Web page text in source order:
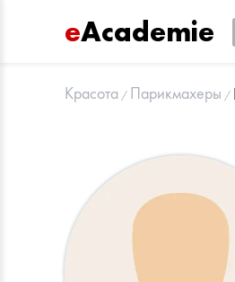
eAcademie
Красота Парикмахеры